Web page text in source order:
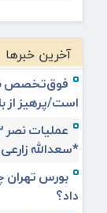
آخرین خبرها
فوق‌تخصص
است/پرهیز از
*سعدالله زارعی
بورس تهران
داد؟